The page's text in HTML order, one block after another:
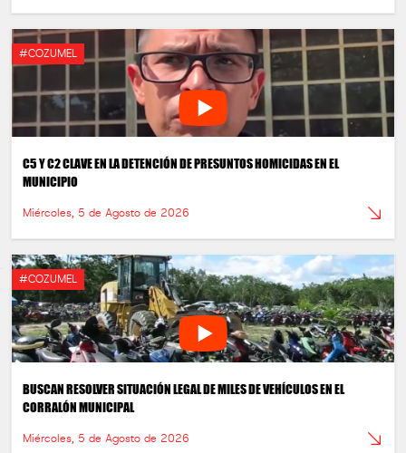
#COZUMEL
C5 Y C2 CLAVE EN LA DETENCIÓN DE PRESUNTOS HOMICIDAS EN EL
MUNICIPIO
Miércoles, 5 de Agosto de 2026
#COZUMEL
BUSCAN RESOLVER SITUACIÓN LEGAL DE MILES DE VEHÍCULOS EN EL
CORRALÓN MUNICIPAL
Miércoles, 5 de Agosto de 2026